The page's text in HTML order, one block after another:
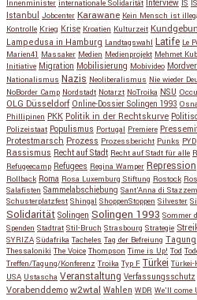
Innenminister internationale Solidarität Interview IS
Istanbul Jobcenter Karawane Kein Mensch ist
Kontrolle Krieg Krise Kroatien Kulturzeit
Lampedusa in Hamburg Landtagswahl Latife Le
Marien41 Massaker Medien Medienprojekt Mehmet
Initiative Migration Mobilisierung Mobivideo
Nationalismus Nazis Neoliberalismus Nie wieder
NoBorder Camp Nordstadt Notarzt NoTroika NSU
OLG Düsseldorf Online-Dossier Solingen 1993
Phillipinen PKK Politik in der Rechtskurve
Polizeistaat Populismus Portugal Premiere
Protestmarsch Prozess Prozessbericht Punks PYD
Rassismus Recht auf Stadt Recht auf Stadt für alle
Refugeecamp Refugees Regina Wamper Repression
Rollback Roma Rosa Luxemburg Stiftung Rostock
Salafisten Sammelabschiebung Sant'Anna di
Schusterplatzfest Shingal ShoppenStoppen Silvester
Solidarität Solingen Solingen 1993 Sommer
Spenden Stadtrat Stil-Bruch Strasbourg Strategie
SYRIZA Südafrika Tacheles Tag der Befreiung Tagung
Thessaloniki The Voice Thompson Time is Up! Tod
Treffen/Tagung/Konferenz Troika Typ F Türkei Türkei-
USA Ustascha Veranstaltung Verfassungsschutz
Vorabenddemo w2wtal Wahlen WDR We'll come